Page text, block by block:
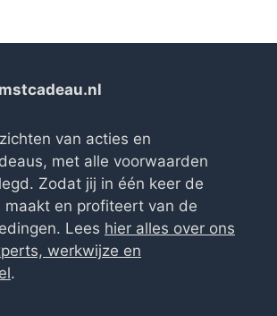
van acties en
met alle voorwaarden
Zodat jij in één keer de
maakt en profiteert van de
Lees hier alles over ons
werkwijze en
.